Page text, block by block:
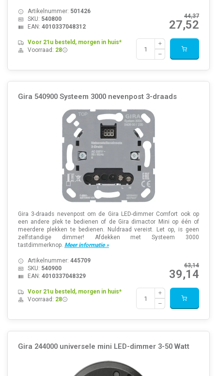
44,37
27,52
Artikelnummer: 501426
SKU: 540800
EAN: 4010337048312
Voor 21u besteld, morgen in huis*
Voorraad: 28
Gira 540900 Systeem 3000 nevenpost 3-draads
Gira 3-draads nevenpost om de Gira LED-dimmer Comfort ook op
een andere plek te bedienen of de Gira dimactor Mini op één of
meerdere plekken te bedienen. Nuldraad vereist. Let op, is geen
zelfstandige dimmer! Afdekken met Systeem 3000
tastdimmerknop. Meer informatie »
63,14
39,14
Artikelnummer: 445709
SKU: 540900
EAN: 4010337048329
Voor 21u besteld, morgen in huis*
Voorraad: 28
Gira 244000 universele mini LED-dimmer 3-50 Watt